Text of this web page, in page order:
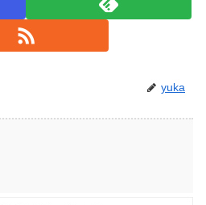
yuka